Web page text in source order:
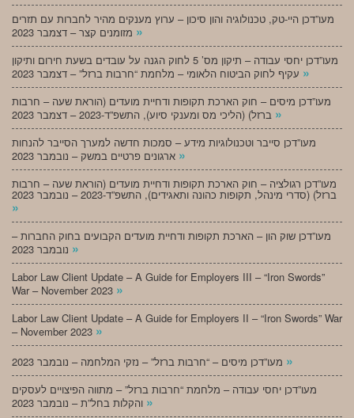
מעו”דכן היי-טק, טכנולוגיה והון סיכון – ערוץ מענקים מהיר לחברות עם תזרים
»
מעו”דכן יחסי עבודה – תיקון מס’ 5 לחוק הגנה על עובדים בשעת חירום ותיקון
»
מעו”דכן מיסים – חוק הארכת תקופות ודחיית מועדים (הוראת שעה – חרבות
»
מעו”דכן סייבר וטכנולוגיות מידע – סמכות חדשה למערך הסייבר להנחות
»
מעו”דכן רגולציה – חוק הארכת תקופות ודחיית מועדים (הוראת שעה – חרבות
ברזל) (סדרי מינהל, תקופות כהונה ותאגידים), התשפ”ד-2023 – נובמבר 2023
»
מעו”דכן שוק הון – הארכת תקופות ודחיית מועדים הקבועים בחוק החברות –
»
Labor Law Client Update – A Guide for Employers III – “Iron Swords”
War – November 2023 »
Labor Law Client Update – A Guide for Employers II – “Iron Swords” War
– November 2023 »
»
מעו”דכן יחסי עבודה – מלחמת “חרבות ברזל” – מתווה הפיצויים לעסקים
»